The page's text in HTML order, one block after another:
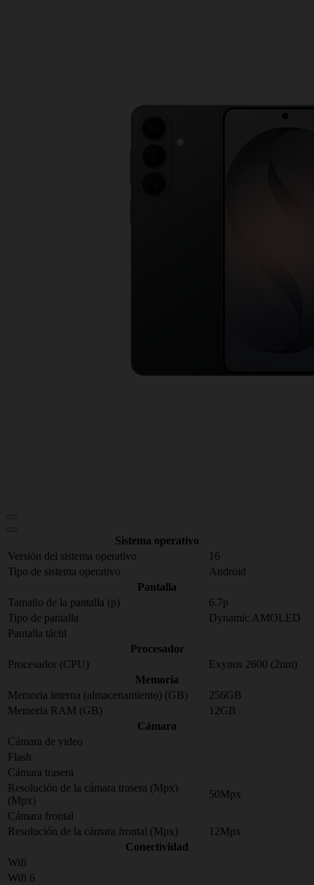
Sistema operativo
Versión del sistema operativo
16
Tipo de sistema operativo
Android
Pantalla
Tamaño de la pantalla (p)
6.7p
Tipo de pantalla
Dynamic AMOLED
Pantalla táctil
Procesador
Procesador (CPU)
Exynos 2600 (2nm)
Memoria
Memoria interna (almacenamiento) (GB)
256GB
Memoria RAM (GB)
12GB
Cámara
Cámara de video
Flash
Cámara trasera
Resolución de la cámara trasera (Mpx)
(Mpx)
50Mpx
Cámara frontal
Resolución de la cámara frontal (Mpx)
12Mpx
Conectividad
Wifi
Wifi 6